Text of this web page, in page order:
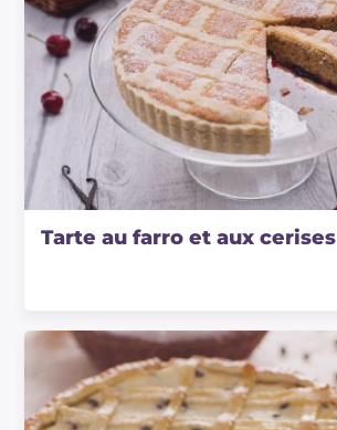
Tarte au farro et aux cerises